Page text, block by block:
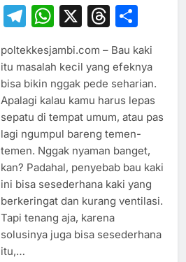
Telegram
WhatsApp
X
poltekkesjambi.com – Bau kaki
itu masalah kecil yang efeknya
bisa bikin nggak pede seharian.
Apalagi kalau kamu harus lepas
sepatu di tempat umum, atau pas
lagi ngumpul bareng temen-
temen. Nggak nyaman banget,
kan? Padahal, penyebab bau kaki
ini bisa sesederhana kaki yang
berkeringat dan kurang ventilasi.
Tapi tenang aja, karena
solusinya juga bisa sesederhana
itu,…